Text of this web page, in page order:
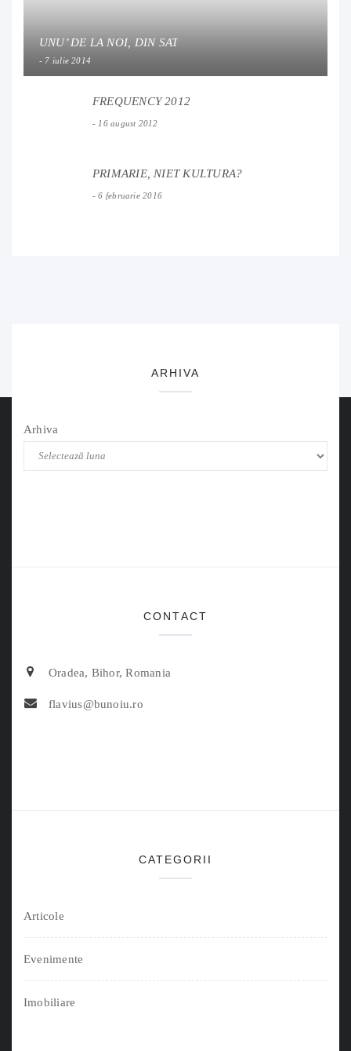
UNU’ DE LA NOI, DIN SAT
7 iulie 2014
FREQUENCY 2012
16 august 2012
PRIMARIE, NIET KULTURA?
6 februarie 2016
ARHIVA
Arhiva
CONTACT
Oradea, Bihor, Romania
flavius@bunoiu.ro
CATEGORII
Articole
Evenimente
Imobiliare